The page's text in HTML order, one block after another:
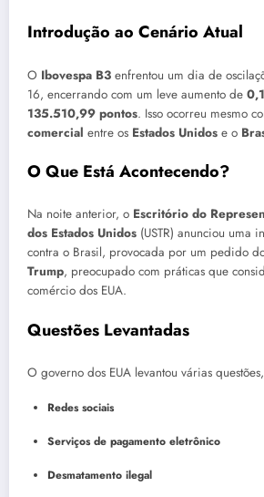
Introdução ao Cenário Atual
O Ibovespa B3 enfrentou um dia de
16, encerrando com um leve aumento de
135.510,99 pontos. Isso ocorreu mesmo
comercial entre os Estados Unidos e o
O Que Está Acontecendo?
Na noite anterior, o Escritório do
dos Estados Unidos (USTR) anunciou uma
contra o Brasil, provocada por um pedido
Trump, preocupado com práticas que
comércio dos EUA.
Questões Levantadas
O governo dos EUA levantou várias
Redes sociais
Serviços de pagamento eletrônico
Desmatamento ilegal